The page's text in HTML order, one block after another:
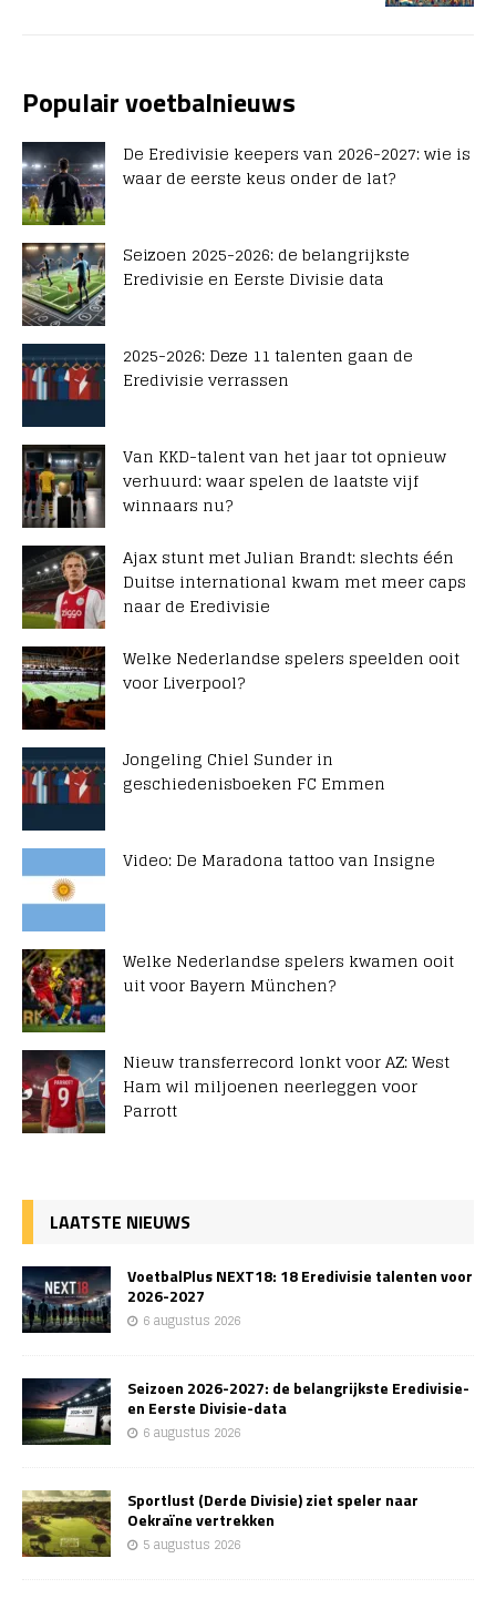
Populair voetbalnieuws
De Eredivisie keepers van 2026-2027: wie is
waar de eerste keus onder de lat?
Seizoen 2025-2026: de belangrijkste
Eredivisie en Eerste Divisie data
2025-2026: Deze 11 talenten gaan de
Eredivisie verrassen
Van KKD-talent van het jaar tot opnieuw
verhuurd: waar spelen de laatste vijf
winnaars nu?
Ajax stunt met Julian Brandt: slechts één
Duitse international kwam met meer caps
naar de Eredivisie
Welke Nederlandse spelers speelden ooit
voor Liverpool?
Jongeling Chiel Sunder in
geschiedenisboeken FC Emmen
Video: De Maradona tattoo van Insigne
Welke Nederlandse spelers kwamen ooit
uit voor Bayern München?
Nieuw transferrecord lonkt voor AZ: West
Ham wil miljoenen neerleggen voor
Parrott
LAATSTE NIEUWS
VoetbalPlus NEXT18: 18 Eredivisie talenten voor
2026-2027
6 augustus 2026
Seizoen 2026-2027: de belangrijkste Eredivisie-
en Eerste Divisie-data
6 augustus 2026
Sportlust (Derde Divisie) ziet speler naar
Oekraïne vertrekken
5 augustus 2026